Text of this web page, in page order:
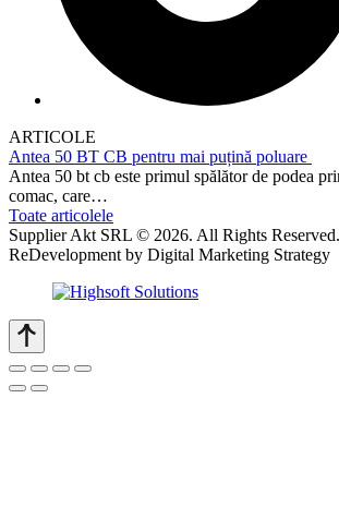
ARTICOLE
Antea 50 BT CB pentru mai puțină poluare
Antea 50 bt cb este primul spălător de podea
comac, care…
Toate articolele
Supplier Akt SRL © 2026. All Rights
ReDevelopment by Digital Marketing Strategy